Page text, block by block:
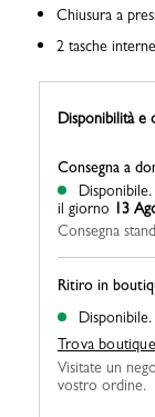
Chiusura a
2 tasche
Disponibilità e
Ritiro in
Disponibile.
Trova boutique
Visitate un
vostro ordine.
Consegna a
Disponibile.
il giorno 13
Consegna